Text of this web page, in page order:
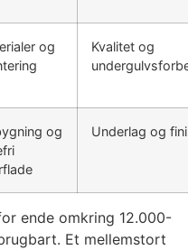
og
Kvalitet og
og
Underlag og
ende omkring 12.000-
Et mellemstort